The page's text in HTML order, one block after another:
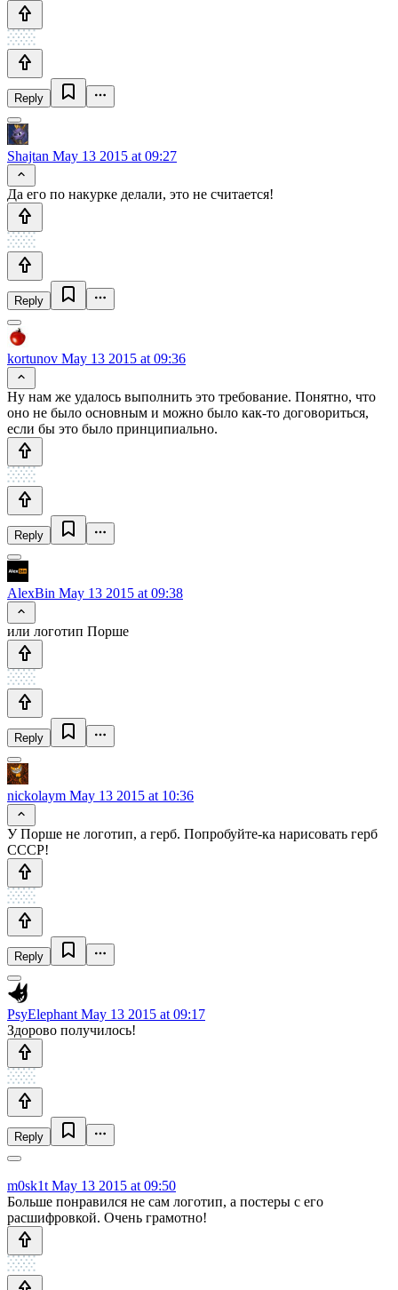
Reply
Shajtan May 13 2015 at 09:27
Да его по накурке делали, это не считается!
Reply
kortunov May 13 2015 at 09:36
Ну нам же удалось выполнить это требование. Понятно, что
оно не было основным и можно было как-то договориться,
если бы это было принципиально.
Reply
AlexBin May 13 2015 at 09:38
или логотип Порше
Reply
nickolaym May 13 2015 at 10:36
У Порше не логотип, а герб. Попробуйте-ка нарисовать герб
СССР!
Reply
PsyElephant May 13 2015 at 09:17
Здорово получилось!
Reply
m0sk1t May 13 2015 at 09:50
Больше понравился не сам логотип, а постеры с его
расшифровкой. Очень грамотно!